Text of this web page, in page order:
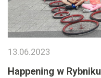
13.06.2023
Happening w Rybniku